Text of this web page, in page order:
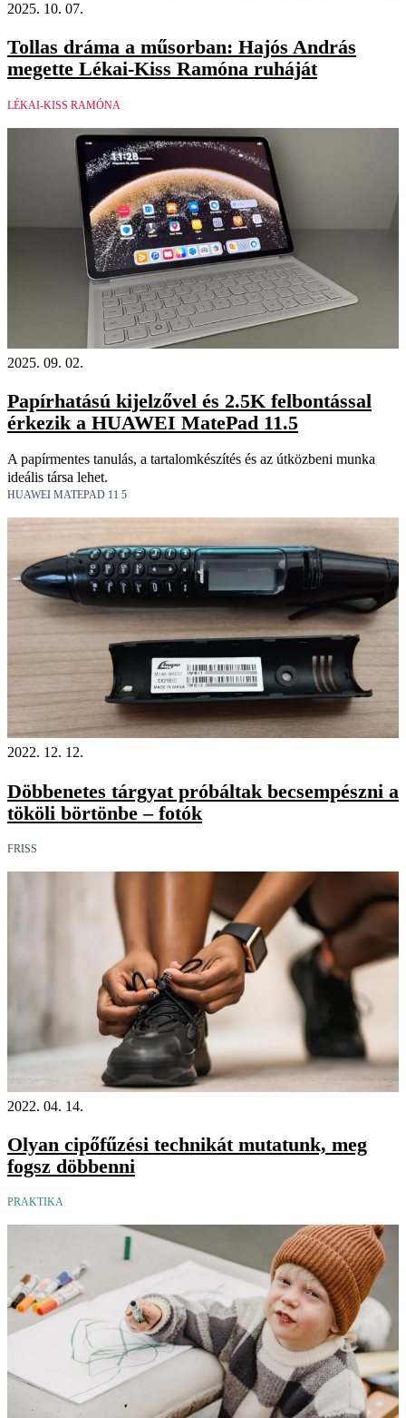
2025. 10. 07.
Tollas dráma a műsorban: Hajós András
megette Lékai-Kiss Ramóna ruháját
LÉKAI-KISS RAMÓNA
2025. 09. 02.
Papírhatású kijelzővel és 2.5K felbontással
érkezik a HUAWEI MatePad 11.5
A papírmentes tanulás, a tartalomkészítés és az útközbeni munka
ideális társa lehet.
HUAWEI MATEPAD 11 5
2022. 12. 12.
Döbbenetes tárgyat próbáltak becsempészni a
tököli börtönbe – fotók
FRISS
2022. 04. 14.
Olyan cipőfűzési technikát mutatunk, meg
fogsz döbbenni
PRAKTIKA